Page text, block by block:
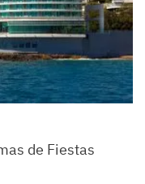
de Fiestas